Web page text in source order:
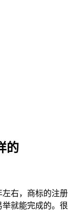
的
右，商标的注册
就能完成的。很